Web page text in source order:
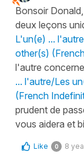
Bonsoir
deux leçons
L'un(e) ...
other(s)
l'autre
... l'autre/Les
(French
prudent de
vous aidera et
Like 0 8